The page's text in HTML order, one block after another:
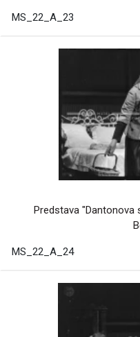
MS_22_A_23
Predstava
MS_22_A_24